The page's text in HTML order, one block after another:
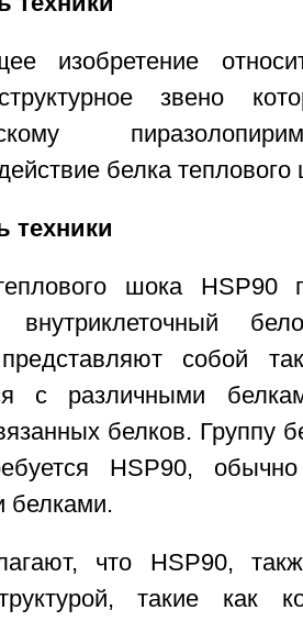
изобретение
звено
белка
техники
шока HSP90
внутриклеточный
собой
с различными
белков. Группу
HSP90,
белками.
что HSP90,
такие как